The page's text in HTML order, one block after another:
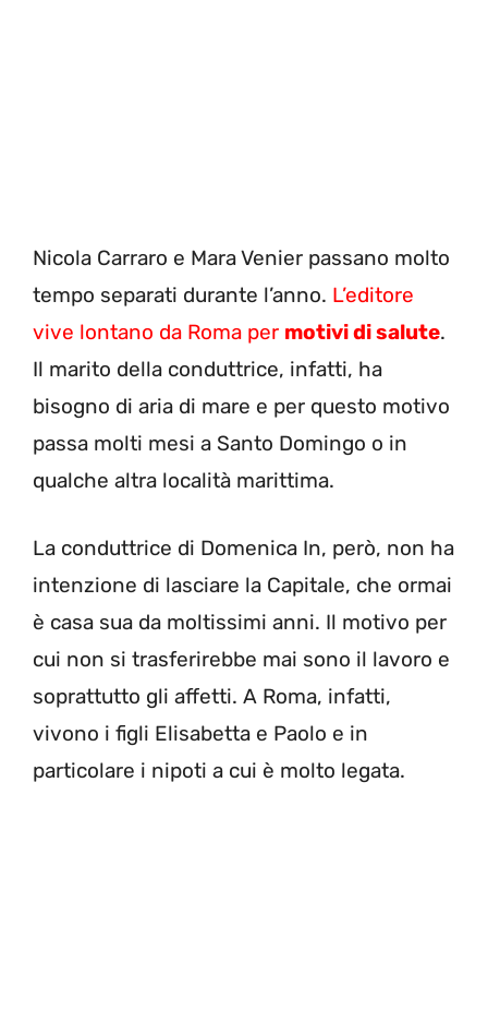
Nicola Carraro e Mara Venier passano molto
tempo separati durante l’anno. L’editore
vive lontano da Roma per motivi di salute.
Il marito della conduttrice, infatti, ha
bisogno di aria di mare e per questo motivo
passa molti mesi a Santo Domingo o in
qualche altra località marittima.
La conduttrice di Domenica In, però, non ha
intenzione di lasciare la Capitale, che ormai
è casa sua da moltissimi anni. Il motivo per
cui non si trasferirebbe mai sono il lavoro e
soprattutto gli affetti. A Roma, infatti,
vivono i figli Elisabetta e Paolo e in
particolare i nipoti a cui è molto legata.